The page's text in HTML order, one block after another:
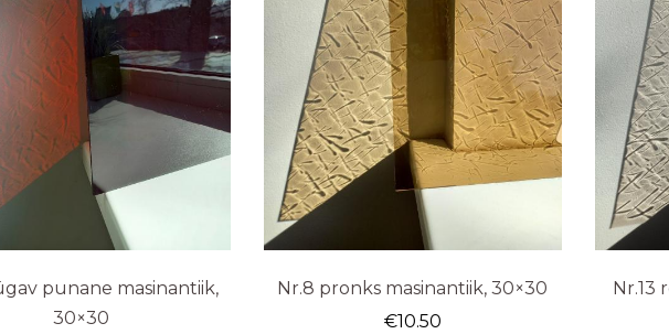
punane masinantiik,
30×30
Nr.8 pronks masinantiik, 30×30
€10.50
Nr.13